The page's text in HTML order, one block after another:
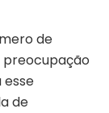
de
preocupação
de